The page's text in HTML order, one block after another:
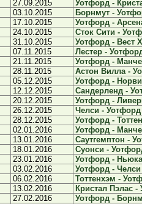
27.09.2015
Уотфорд -
03.10.2015
Борнмут -
17.10.2015
Уотфорд -
24.10.2015
Сток Сити -
31.10.2015
Уотфорд - Вест
07.11.2015
Лестер -
21.11.2015
Уотфорд -
28.11.2015
Астон Вилла -
05.12.2015
Уотфорд -
12.12.2015
Сандерленд -
20.12.2015
Уотфорд -
26.12.2015
Челси - Уотфорд
28.12.2015
Уотфорд -
02.01.2016
Уотфорд -
13.01.2016
Саутгемптон -
18.01.2016
Суонси -
23.01.2016
Уотфорд -
03.02.2016
Уотфорд - Челси
06.02.2016
Тоттенхэм -
13.02.2016
Кристал Пэлас -
27.02.2016
Уотфорд -